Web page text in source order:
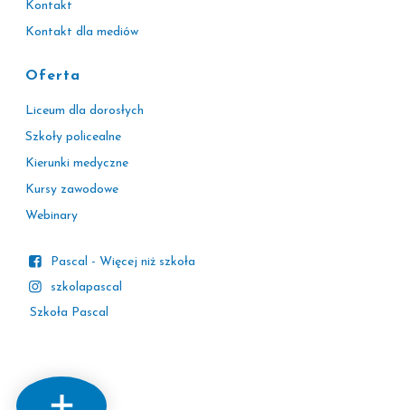
Kontakt
Kontakt dla mediów
Oferta
Liceum dla dorosłych
Szkoły policealne
Kierunki medyczne
Kursy zawodowe
Webinary
Pascal - Więcej niż szkoła
szkolapascal
Szkoła Pascal